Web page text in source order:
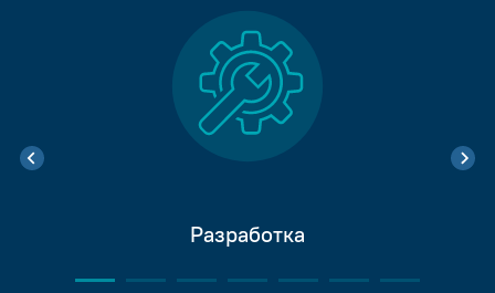
Разработка